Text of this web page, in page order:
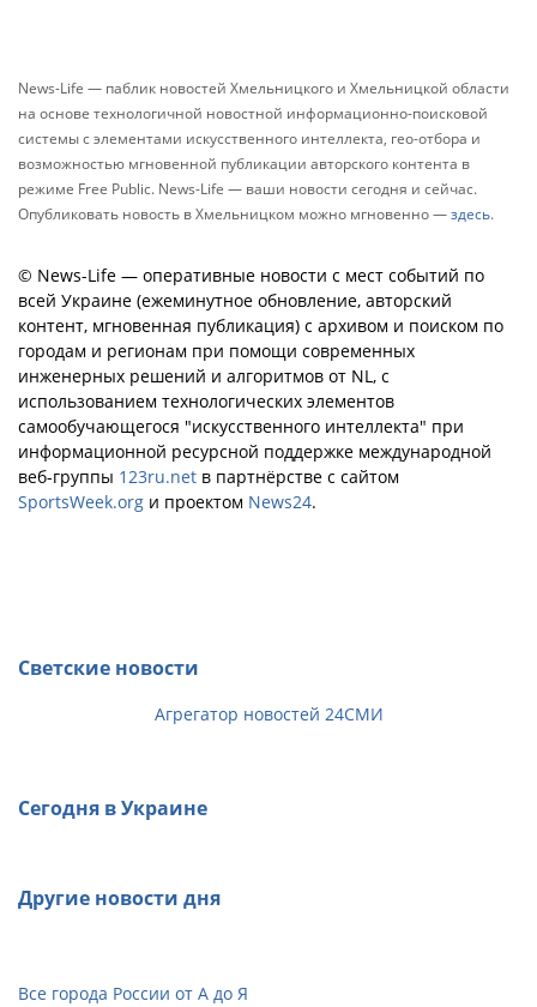
News-Life — паблик новостей Хмельницкого и Хмельницкой области
на основе технологичной новостной информационно-поисковой
системы с элементами искусственного интеллекта, гео-отбора и
возможностью мгновенной публикации авторского контента в
режиме Free Public. News-Life — ваши новости сегодня и сейчас.
Опубликовать новость в Хмельницком можно мгновенно —здесь.
© News-Life — оперативные новости с мест событий по
всей Украине (ежеминутное обновление, авторский
контент, мгновенная публикация) с архивом и поиском по
городам и регионам при помощи современных
инженерных решений и алгоритмов от NL, с
использованием технологических элементов
самообучающегося "искусственного интеллекта" при
информационной ресурсной поддержке международной
веб-группы 123ru.net в партнёрстве с сайтом
SportsWeek.org и проектом News24.
Светские новости
Агрегатор новостей 24СМИ
Сегодня в Украине
Другие новости дня
Все города России от А до Я